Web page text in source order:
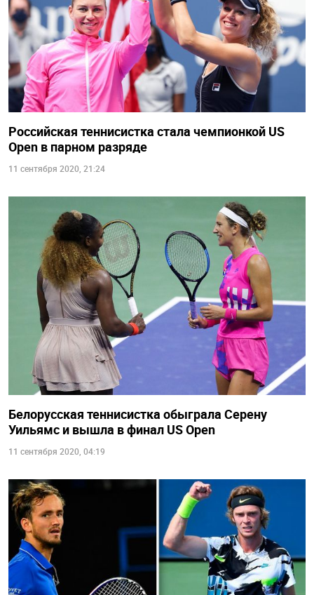
Российская теннисистка стала чемпионкой US
Open в парном разряде
11 сентября 2020, 21:24
Белорусская теннисистка обыграла Серену
Уильямс и вышла в финал US Open
11 сентября 2020, 04:19